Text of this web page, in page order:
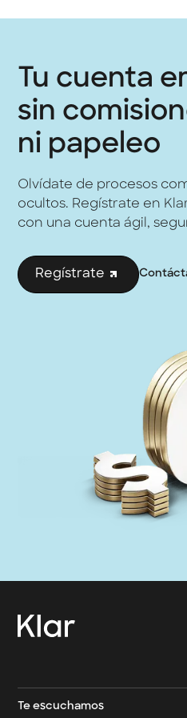
Tu cuenta
sin
ni papeleo
Olvídate de procesos
ocultos. Regístrate en
con una cuenta ágil,
Regístrate
Te escuchamos